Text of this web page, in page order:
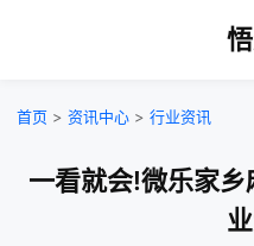
首页 > 资讯中心 > 行业资讯
一看就会!微乐家